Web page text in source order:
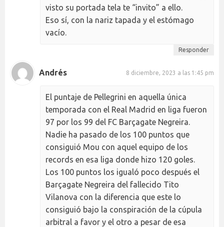
visto su portada tela te “invito” a ello.
Eso sí, con la nariz tapada y el estómago
vacío.
Responder
Andrés 8 diciembre, 2023 a las 1:45 pm
El puntaje de Pellegrini en aquella única
temporada con el Real Madrid en liga fueron
97 por los 99 del FC Barçagate Negreira.
Nadie ha pasado de los 100 puntos que
consiguió Mou con aquel equipo de los
records en esa liga donde hizo 120 goles.
Los 100 puntos los igualó poco después el
Barçagate Negreira del fallecido Tito
Vilanova con la diferencia que este lo
consiguió bajo la conspiración de la cúpula
arbitral a favor y el otro a pesar de esa